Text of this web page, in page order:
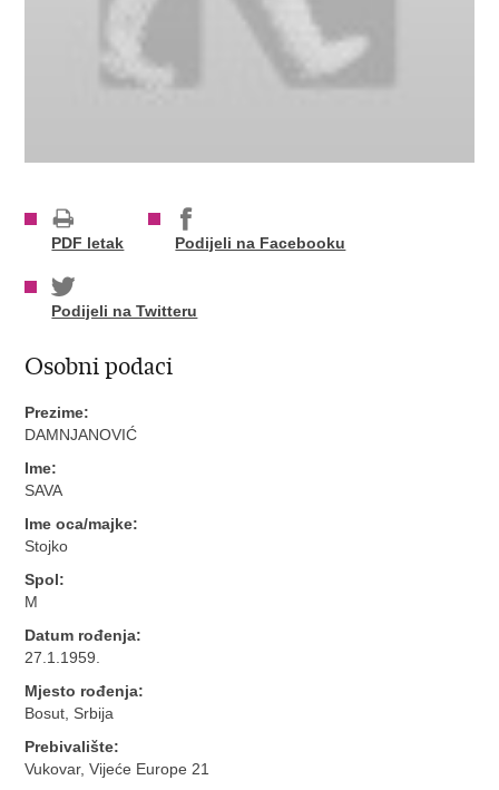
PDF letak Podijeli na Facebooku
Podijeli na Twitteru
Osobni podaci
Prezime:
DAMNJANOVIĆ
Ime:
SAVA
Ime oca/majke:
Stojko
Spol:
M
Datum rođenja:
27.1.1959.
Mjesto rođenja:
Bosut, Srbija
Prebivalište:
Vukovar, Vijeće Europe 21